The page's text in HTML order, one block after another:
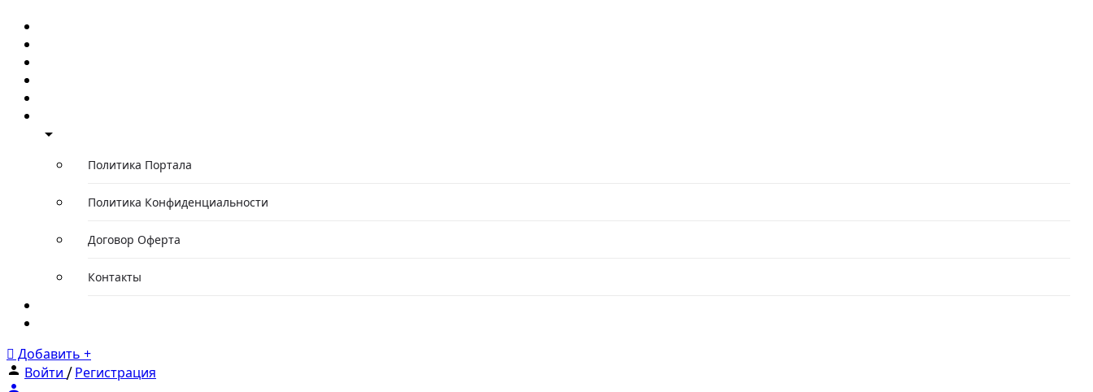
Политика Портала
Политика Конфиденциальности
Договор Оферта
Контакты
Добавить +
Войти / Регистрация